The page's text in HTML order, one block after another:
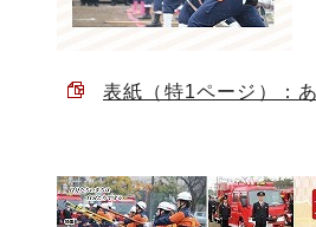
表紙（特1ページ）：